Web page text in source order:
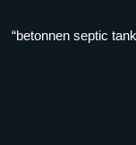
“betonnen septic